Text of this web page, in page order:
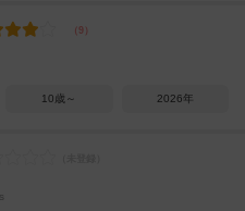
10歳～ 2026年